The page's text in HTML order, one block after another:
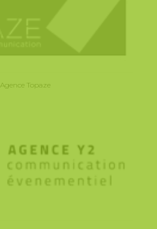
Agence Topaze